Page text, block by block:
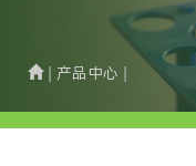
| 产品中心 |